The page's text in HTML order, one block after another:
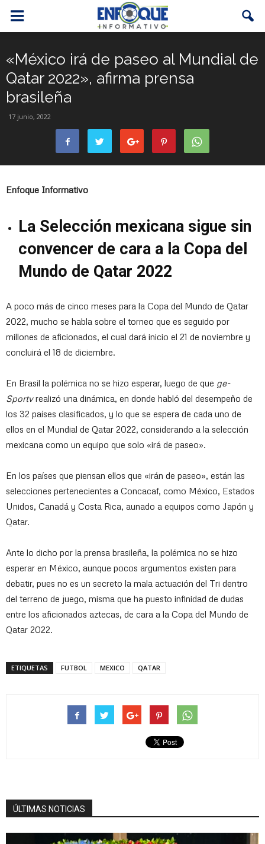
«México irá de paseo al Mundial de
Qatar 2022», afirma prensa
brasileña
17 junio, 2022
Enfoque Informativo
La Selección mexicana sigue sin
convencer de cara a la Copa del
Mundo de Qatar 2022
A poco más de cinco meses para la Copa del Mundo de Qatar
2022, mucho se habla sobre el torneo que es seguido por
millones de aficionados, el cual dará inicio el 21 de noviembre y
concluirá el 18 de diciembre.
En Brasil la polémica no se hizo esperar, luego de que ge-
Sportvrealizó una dinámica, en donde habló del desempeño de
los 32 países clasificados, y lo que se espera de cada uno de
ellos en el Mundial de Qatar 2022, considerando a la selección
mexicana como un equipo que solo «irá de paseo».
En los países que piensan ellos que «irán de paseo», están las
selecciones pertenecientes a Concacaf, como México, Estados
Unidos, Canadá y Costa Rica, aunado a equipos como Japón y
Qatar.
Ante lo dicho por la prensa brasileña, la polémica no se hizo
esperar en México, aunque pocos argumentos existen para
debatir, pues no es un secreto la mala actuación del Tri dentro
del terreno de juego, misma que ha puesto infinidad de dudas
entre los aficionados aztecas, de cara a la Copa del Mundo de
Qatar 2022.
ETIQUETAS FUTBOL MEXICO QATAR
ÚLTIMAS NOTICIAS